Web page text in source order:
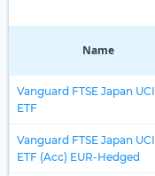
Name
Vanguard FTSE Japan
ETF
Vanguard FTSE Japan
ETF (Acc) EUR-Hedged